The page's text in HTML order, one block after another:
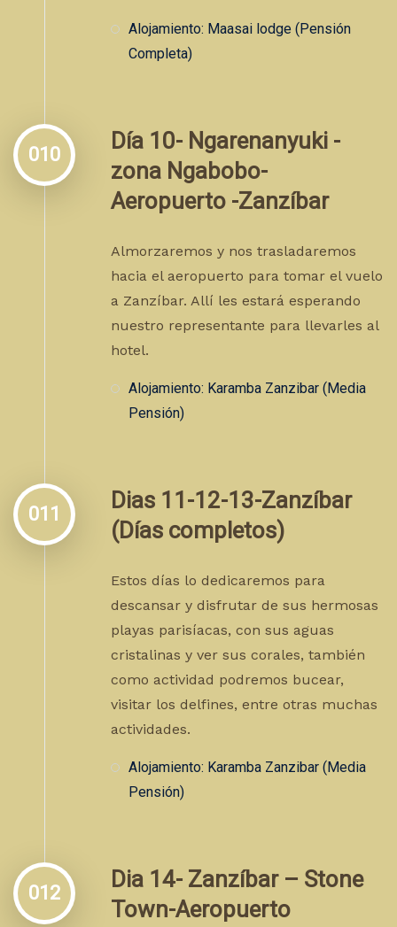
Alojamiento: Maasai lodge (Pensión
Completa)
010
Día 10- Ngarenanyuki -
zona Ngabobo-
Aeropuerto -Zanzíbar
Almorzaremos y nos trasladaremos
hacia el aeropuerto para tomar el vuelo
a Zanzíbar. Allí les estará esperando
nuestro representante para llevarles al
hotel.
Alojamiento: Karamba Zanzibar (Media
Pensión)
011
Dias 11-12-13-Zanzíbar
(Días completos)
Estos días lo dedicaremos para
descansar y disfrutar de sus hermosas
playas parisíacas, con sus aguas
cristalinas y ver sus corales, también
como actividad podremos bucear,
visitar los delfines, entre otras muchas
actividades.
Alojamiento: Karamba Zanzibar (Media
Pensión)
012
Dia 14- Zanzíbar – Stone
Town-Aeropuerto